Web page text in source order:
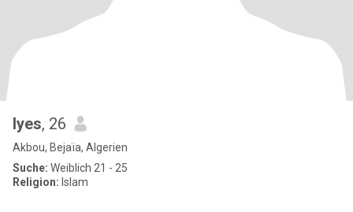
lyes, 26
Akbou, Bejaïa, Algerien
Suche: Weiblich 21 - 25
Religion: Islam